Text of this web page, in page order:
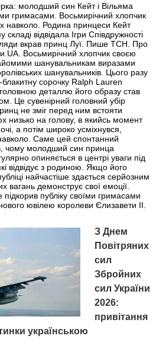
молодший син Кейт і Вільяма
гримасами. Восьмирічний хлопчик
навколо. Родина принцеси Кейт
відвідала Ігри Співдружності
вкрав принц Луї. Пише ТСН. Про
Восьмирічний хлопчик своєю
шанувальникам виразами
шанувальників. Цього разу
блакитну сорочку Ralph Lauren
деталлю його образу став
Це сувенірний головний убір
не зміг перед ним встояти
низько на голову, в якийсь момент
а потім широко усміхнувся,
Саме цей спонтанний
чому молодший син принца
опиняється в центрі уваги під
відвідує з родиною. Якщо його
найчастіше здається серйозним
вагань демонструє свої емоції.
публіку своїми гримасами
ювілею королеви Єлизавети II.
З Днем
Повітряних
сил
Збройних
сил України
2026:
привітання
українською